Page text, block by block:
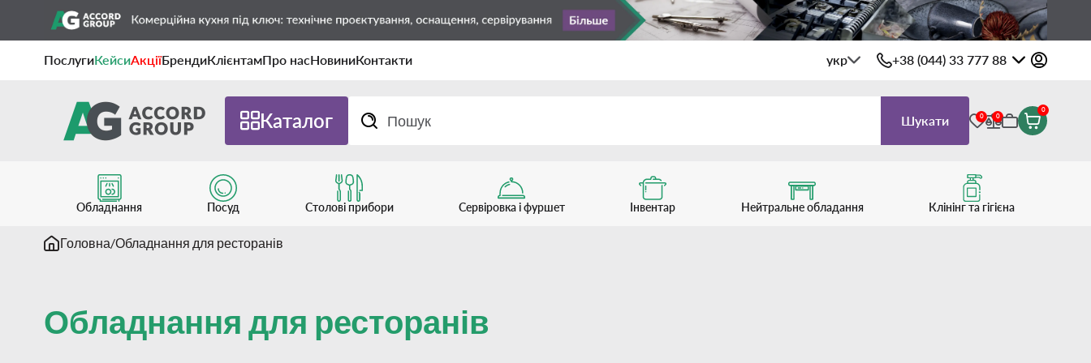
ПослугиКейсиАкціїБрендиКлієнтамПро насНовиниКонтакти укр +38 (044) 33 777 88
Каталог Шукати 0 0
0
Обладнання Посуд Столові прибори Сервіровка і фуршет Інвентар Нейтральне обладання Клінінг та гігієна
Головна Обладнання для ресторанів
Обладнання для ресторанів